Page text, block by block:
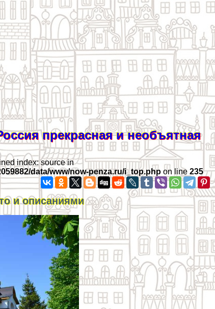
прекрасная и необъятная
index: source in
data/www/now-penza.ru/i_top.php on line235
и описаниями